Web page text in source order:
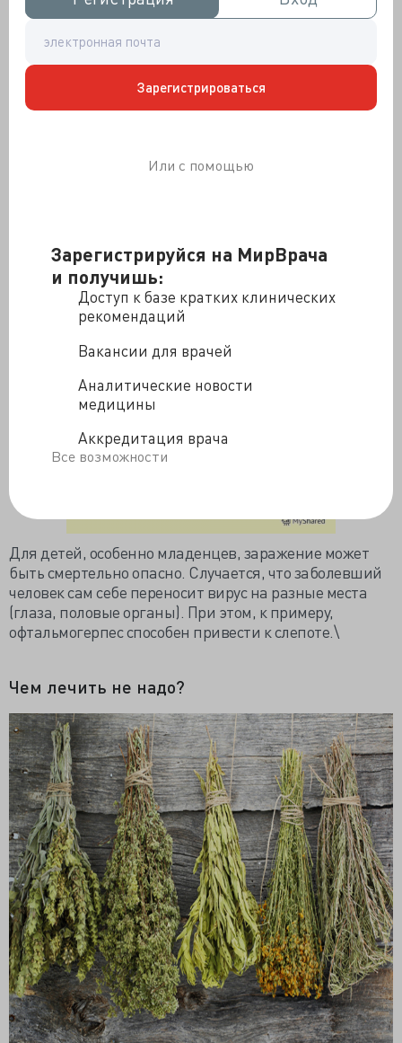
Зарегистрируйся на МирВрача
и получишь:
Доступ к базе кратких клинических
рекомендаций
Вакансии для врачей
Аналитические новости
медицины
Аккредитация врача
Все возможности
Зарегистрироваться
Или с помощью
тяжелее, чем у вас. Вирусы герпеса поражают
периферические нервы и центральную нервную
систему, глаза, половые органы и даже внутренние
Для детей, особенно младенцев, заражение может
быть смертельно опасно. Случается, что заболевший
человек сам себе переносит вирус на разные места
(глаза, половые органы). При этом, к примеру,
офтальмогерпес способен привести к слепоте.\
Чем лечить не надо?